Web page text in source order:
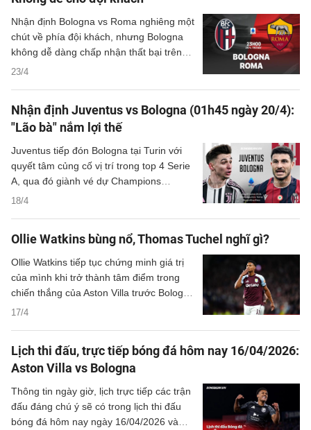
23/4
Nhận định Bologna vs Roma nghiêng một
chút về phía đội khách, nhưng Bologna
không dễ dàng chấp nhận thất bại trên
sân nhà.
Nhận định Juventus vs Bologna (01h45 ngày 20/4):
"Lão bà" nắm lợi thế
18/4
Juventus tiếp đón Bologna tại Turin với
quyết tâm củng cố vị trí trong top 4 Serie
A, qua đó giành vé dự Champions
League mùa tới.
Ollie Watkins bùng nổ, Thomas Tuchel nghĩ gì?
17/4
Ollie Watkins tiếp tục chứng minh giá trị
của mình khi trở thành tâm điểm trong
chiến thắng của Aston Villa trước Bologna
ở tứ kết lượt về Europa League. Không
thay thế trong hệ thống của Unai Emery,
đồng thời gửi đi thông điệp tới Thomas
Cup 2026 cùng đội tuyển Anh.
Lịch thi đấu, trực tiếp bóng đá hôm nay 16/04/2026:
Aston Villa vs Bologna
Thông tin ngày giờ, lịch trực tiếp các trận
đấu đáng chú ý sẽ có trong lịch thi đấu
bóng đá hôm nay ngày 16/04/2026 và